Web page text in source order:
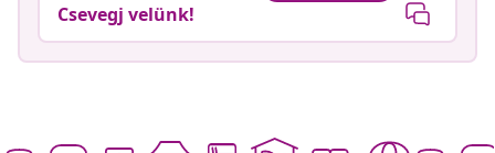
Csevegj velünk!